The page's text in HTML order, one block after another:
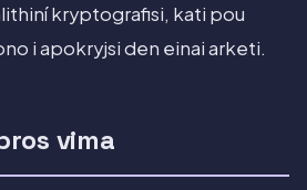
kryptografisi, kati pou
i apokryjsi den einai arketi.
vima